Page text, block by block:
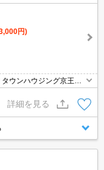
円)
ウンハウジング京王八
で車でのご来店も大歓迎
詳細を見る